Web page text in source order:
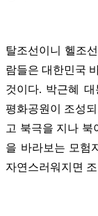
탈조선이니 헬조
람들은 대한민국
것이다. 박근혜
평화공원이 조성
고 북극을 지나 북
을 바라보는 모험
자연스러워지면